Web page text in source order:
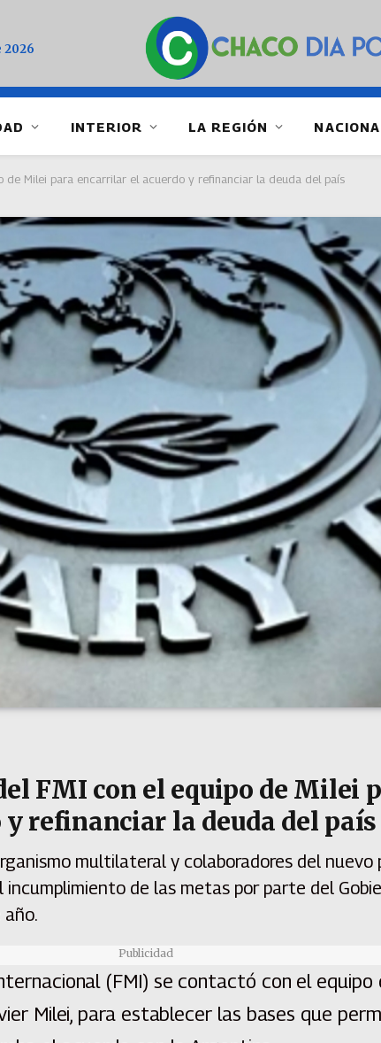
2026
INTERIOR LA REGIÓN
de Milei para encarrilar el acuerdo y refinanciar la deuda del país
FMI con el equipo de Milei
refinanciar la deuda del país
multilateral y colaboradores del nuevo
de las metas por parte del
Publicidad
(FMI) se contactó con el equipo
Milei, para establecer las bases que